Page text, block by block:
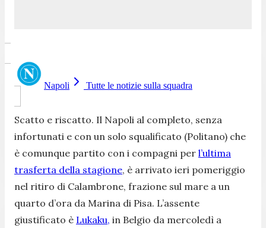
Napoli Tutte le notizie sulla squadra
Scatto e riscatto. Il Napoli al completo, senza
infortunati e con un solo squalificato (Politano) che
è comunque partito con i compagni per l’ultima
trasferta della stagione, è arrivato ieri pomeriggio
nel ritiro di Calambrone, frazione sul mare a un
quarto d’ora da Marina di Pisa. L’assente
giustificato è Lukaku, in Belgio da mercoledì a